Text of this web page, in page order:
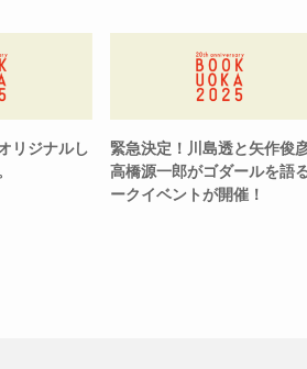
リジナルし
緊急決定！川島透と矢作俊
高橋源一郎がゴダールを語
ークイベントが開催！